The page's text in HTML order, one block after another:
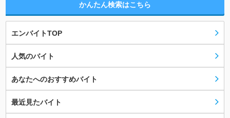
かんたん検索はこちら
エンバイトTOP
人気のバイト
あなたへのおすすめバイト
最近見たバイト